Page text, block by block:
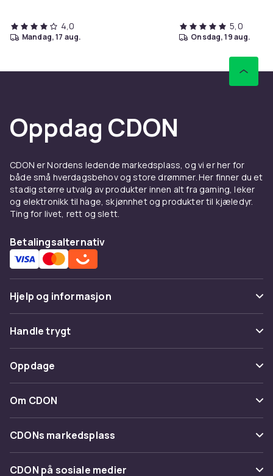
4,0
mandag, 17 aug.
5,0
onsdag, 19 aug.
Oppdag CDON
CDON er Nordens ledende markedsplass, og vi er her for
både små hverdagsbehov og store drømmer. Her finner du et
stadig større utvalg av produkter innen alt fra gaming, leker
og elektronikk til hage, skjønnhet og produkter til kjæledyr.
Ting for livet, rett og slett.
Betalingsalternativ
Hjelp og informasjon
Vanlige spørsmål
Spor pakke
Angre & returner her
Kontakt oss
Handle trygt
Betaling
Levering
Tilbakekallinger
Oppdage
Kategorier
Varemerker
Om CDON
Om oss
Kundeanmeldelser
CDONs markedsplass
Merchant Help Center
CDON på sosiale medier